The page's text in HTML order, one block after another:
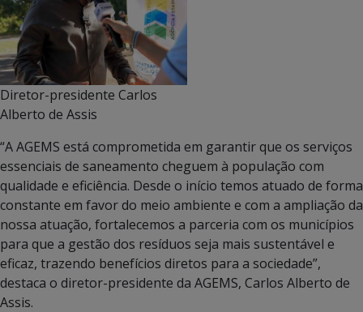
Diretor-presidente Carlos
Alberto de Assis
“A AGEMS está comprometida em garantir que os serviços
essenciais de saneamento cheguem à população com
qualidade e eficiência. Desde o início temos atuado de forma
constante em favor do meio ambiente e com a ampliação da
nossa atuação, fortalecemos a parceria com os municípios
para que a gestão dos resíduos seja mais sustentável e
eficaz, trazendo benefícios diretos para a sociedade”,
destaca o diretor-presidente da AGEMS, Carlos Alberto de
Assis.